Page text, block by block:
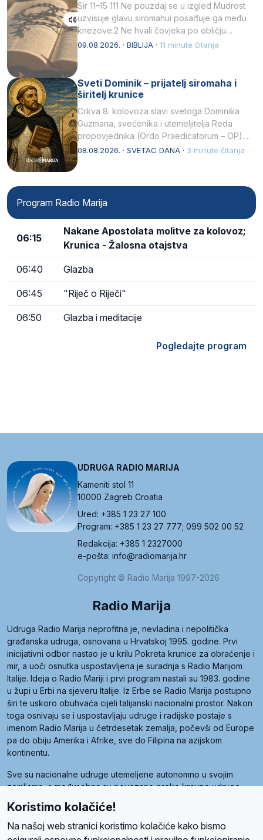
Sir 11–15 111 Ne pouzdaj se u izgled Mudrost
uzvisuje glavu siromahui posađuje ga među
knezove.2 Ne hvali čovjeka po obličju
njegovui…
09.08.2026. · BIBLIJA · 11 minute čitanja
Sveti Dominik – prijatelj siromaha i
širitelj krunice
Crkva 8. kolovoza slavi svetoga Dominika
Guzmana, svećenika i utemeljitelja Reda
propovjednika (Ordo Praedicatorum – OP).
Svojim životom, dubokom ljubavlju prema
08.08.2026. · SVETAC DANA · 3 minute čitanja
Program Radio Marija
06:15
Nakane Apostolata molitve za kolovoz;
Krunica - Žalosna otajstva
06:40 Glazba
06:45 "Riječ o Riječi"
06:50 Glazba i meditacije
Pogledajte program
UDRUGA RADIO MARIJA
Kameniti stol 11
10000 Zagreb Croatia
Ured: +385 1 23 27 100
Program: +385 1 23 27 777; 099 502 00 52
Redakcija: +385 1 2327000
e-pošta: info@radiomarija.hr
Copyright © Radio Marija 1997-2026
Radio Marija
Udruga Radio Marija neprofitna je, nevladina i nepolitička
građanska udruga, osnovana u Hrvatskoj 1995. godine. Prvi
inicijativni odbor nastao je u krilu Pokreta krunice za obraćenje i
mir, a uoči osnutka uspostavljena je suradnja s Radio Marijom
Italije. Ideja o Radio Mariji i prvi program nastali su 1983. godine
u župi u Erbi na sjeveru Italije. Iz Erbe se Radio Marija postupno
širi te uskoro obuhvaća cijeli talijanski nacionalni prostor. Nakon
toga osnivaju se i uspostavljaju udruge i radijske postaje s
imenom Radio Marija u četrdesetak zemalja, počevši od Europe
pa do obiju Amerika i Afrike, sve do Filipina na azijskom
kontinentu.
Sve su nacionalne udruge utemeljene autonomno u svojim
zemljama, a međusobna su povezane preko krovne udruge
Radio Maria). Svjetsku obitelj utemeljilo je sedam članica, među
kojima je i hrvatska Udruga Radio Marija.
Koristimo kolačiće!
Na našoj web stranici koristimo kolačiće kako bismo